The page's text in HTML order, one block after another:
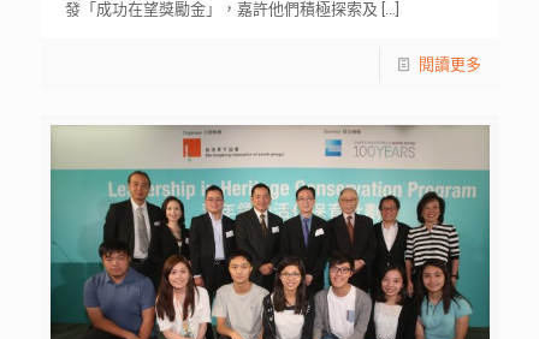
發「成功在望獎勵金」，嘉許他們積極探索及 […]
閱讀更多